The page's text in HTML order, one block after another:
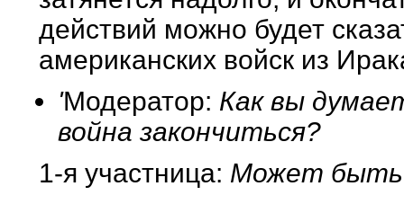
действий можно будет
американских войск из
'Модератор: Как вы
война закончиться?
1-я участница: Может быть